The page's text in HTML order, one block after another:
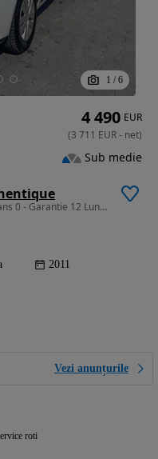
1 / 6
1598 cm3 • 110 CP • Posibilitate Rate Avans 0 - Garantie 12 Luni - IMPECABILA
2011
Vezi anunțurile
roti
4 490 EUR
(3 711 EUR- net)
Sub medie